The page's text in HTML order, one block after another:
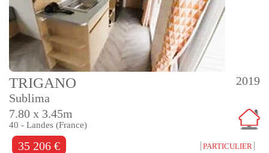
2019
TRIGANO
Sublima
7.80 x 3.45m
40 - Landes (France)
35 206 € PARTICULIER